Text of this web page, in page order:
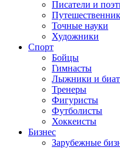
Писатели и
Точные науки
Художники
Спорт
Бойцы
Гимнасты
Лыжники и
Тренеры
Фигуристы
Футболисты
Хоккеисты
Бизнес
Зарубежные